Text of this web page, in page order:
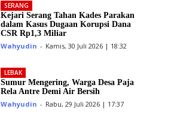
SERANG
Kejari Serang Tahan Kades Parakan
dalam Kasus Dugaan Korupsi Dana
CSR Rp1,3 Miliar
Wahyudin - Kamis, 30 Juli 2026 | 18:32
LEBAK
Sumur Mengering, Warga Desa Paja
Rela Antre Demi Air Bersih
Wahyudin - Rabu, 29 Juli 2026 | 17:37